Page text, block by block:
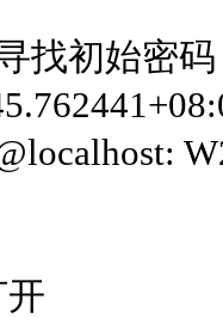
找初始密码
开